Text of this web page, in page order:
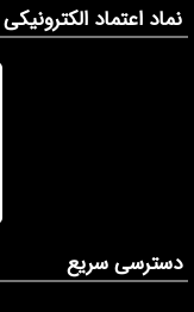
نماد اعتماد الکترونیکی
دسترسی سریع